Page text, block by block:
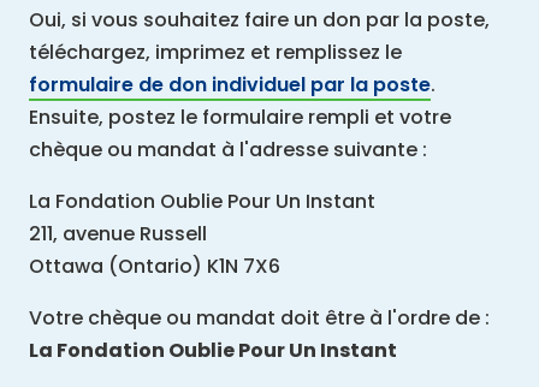
Oui, si vous souhaitez faire un don par la poste,
téléchargez, imprimez et remplissez le
formulaire de don individuel par la poste.
Ensuite, postez le formulaire rempli et votre
chèque ou mandat à l'adresse suivante :
La Fondation Oublie Pour Un Instant
211, avenue Russell
Ottawa (Ontario) K1N 7X6
Votre chèque ou mandat doit être à l'ordre de :
La Fondation Oublie Pour Un Instant